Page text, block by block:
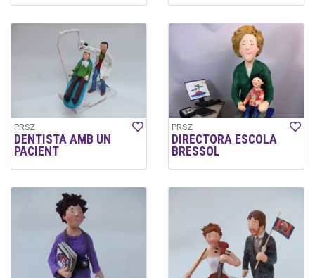
PRSZ
DENTISTA AMB UN
PACIENT
PRSZ
DIRECTORA ESCOLA
BRESSOL